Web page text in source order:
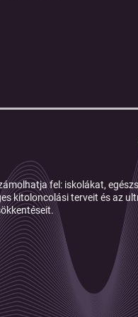
fel: iskolákat,
kitoloncolási terveit és az